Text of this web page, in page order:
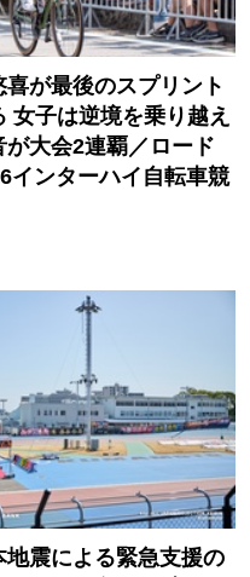
が最後のスプリント
女子は逆境を乗り越え
が大会2連覇／ロード
インターハイ自転車競
地震による緊急支援の